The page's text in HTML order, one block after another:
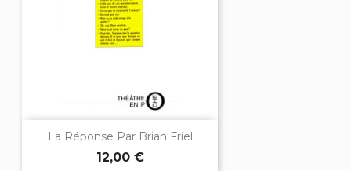
La Réponse Par Brian Friel
12,00 €